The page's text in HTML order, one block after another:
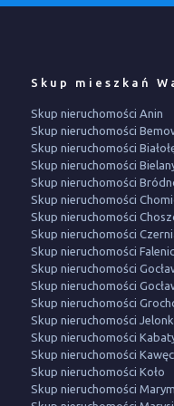
Skup mieszkań
Skup nieruchomości Anin
Skup nieruchomości
Skup nieruchomości
Skup nieruchomości
Skup nieruchomości
Skup nieruchomości
Skup nieruchomości
Skup nieruchomości
Skup nieruchomości
Skup nieruchomości
Skup nieruchomości
Skup nieruchomości
Skup nieruchomości
Skup nieruchomości
Skup nieruchomości
Skup nieruchomości Koło
Skup nieruchomości